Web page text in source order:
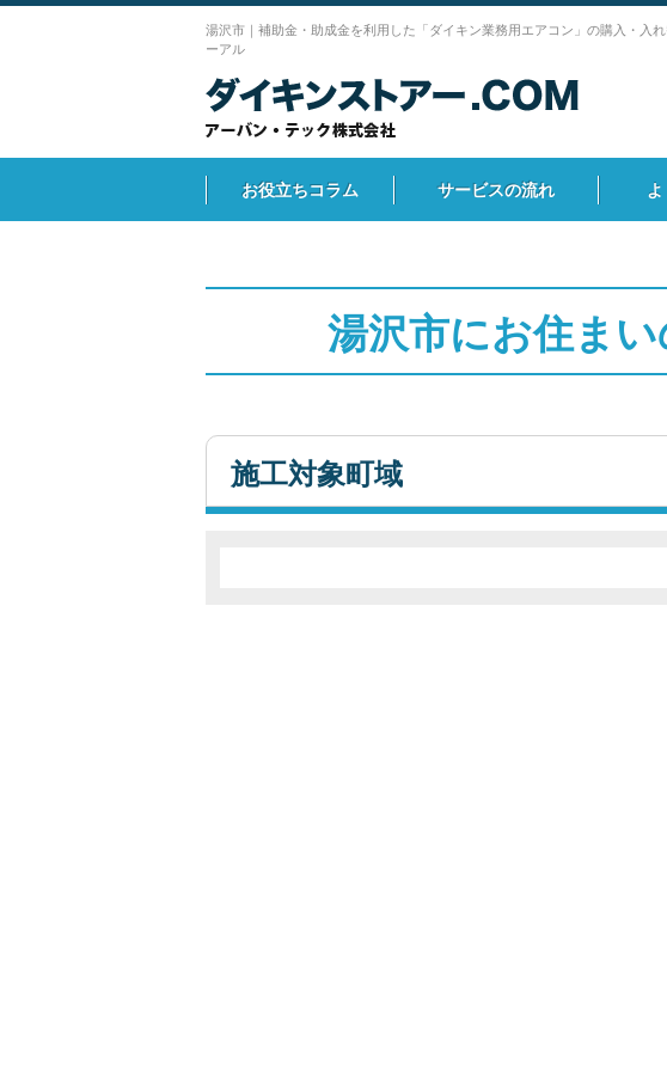
湯沢市｜補助金・助成金を利用した「ダイキン業務用エアコン」の購入・入れ
ーアル
お役立ちコラム サービスの流れ
湯沢市にお住ま
施工対象町域